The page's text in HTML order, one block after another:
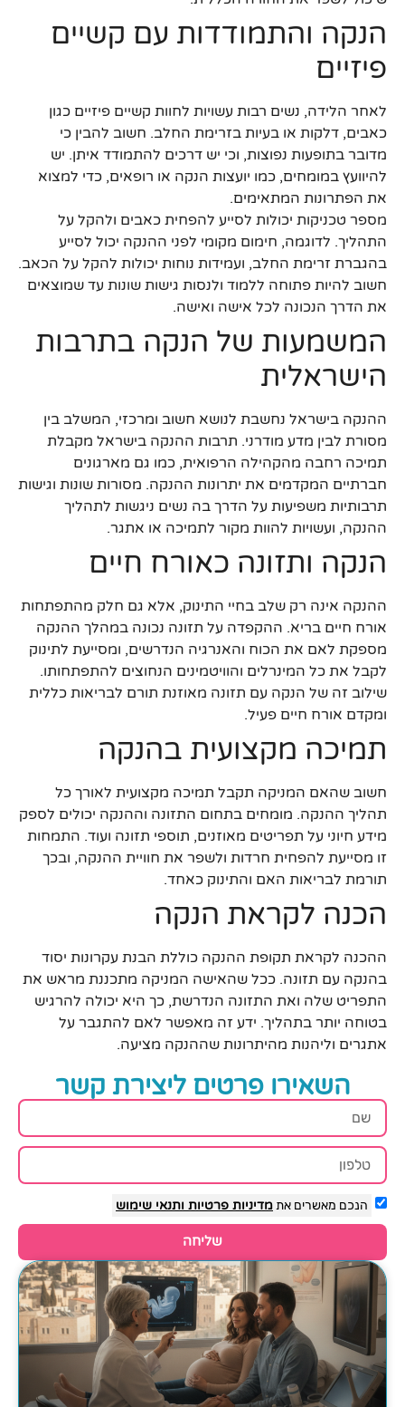
הנקה והתמודדות עם קשיים
פיזיים
לאחר הלידה, נשים רבות עשויות לחוות קשיים פיזיים כגון
כאבים, דלקות או בעיות בזרימת החלב. חשוב להבין כי
מדובר בתופעות נפוצות, וכי יש דרכים להתמודד איתן. יש
להיוועץ במומחים, כמו יועצות הנקה או רופאים, כדי למצוא
את הפתרונות המתאימים.
מספר טכניקות יכולות לסייע להפחית כאבים ולהקל על
התהליך. לדוגמה, חימום מקומי לפני ההנקה יכול לסייע
בהגברת זרימת החלב, ועמידות נוחות יכולות להקל על הכאב.
חשוב להיות פתוחה ללמוד ולנסות גישות שונות עד שמוצאים
את הדרך הנכונה לכל אישה ואישה.
המשמעות של הנקה בתרבות
הישראלית
ההנקה בישראל נחשבת לנושא חשוב ומרכזי, המשלב בין
מסורת לבין מדע מודרני. תרבות ההנקה בישראל מקבלת
תמיכה רחבה מהקהילה הרפואית, כמו גם מארגונים
חברתיים המקדמים את יתרונות ההנקה. מסורות שונות וגישות
תרבותיות משפיעות על הדרך בה נשים ניגשות לתהליך
ההנקה, ועשויות להוות מקור לתמיכה או אתגר.
הנקה ותזונה כאורח חיים
ההנקה אינה רק שלב בחיי התינוק, אלא גם חלק מהתפתחות
אורח חיים בריא. ההקפדה על תזונה נכונה במהלך ההנקה
מספקת לאם את הכוח והאנרגיה הנדרשים, ומסייעת לתינוק
לקבל את כל המינרלים והוויטמינים הנחוצים להתפתחותו.
שילוב זה של הנקה עם תזונה מאוזנת תורם לבריאות כללית
ומקדם אורח חיים פעיל.
תמיכה מקצועית בהנקה
חשוב שהאם המניקה תקבל תמיכה מקצועית לאורך כל
תהליך ההנקה. מומחים בתחום התזונה וההנקה יכולים לספק
מידע חיוני על תפריטים מאוזנים, תוספי תזונה ועוד. התמחות
זו מסייעת להפחית חרדות ולשפר את חוויית ההנקה, ובכך
תורמת לבריאות האם והתינוק כאחד.
הכנה לקראת הנקה
ההכנה לקראת תקופת ההנקה כוללת הבנת עקרונות יסוד
בהנקה עם תזונה. ככל שהאישה המניקה מתכננת מראש את
התפריט שלה ואת התזונה הנדרשת, כך היא יכולה להרגיש
בטוחה יותר בתהליך. ידע זה מאפשר לאם להתגבר על
אתגרים וליהנות מהיתרונות שההנקה מציעה.
השאירו פרטים ליצירת קשר
הנכם מאשרים אתמדיניות פרטיות ותנאי שימוש
שליחה